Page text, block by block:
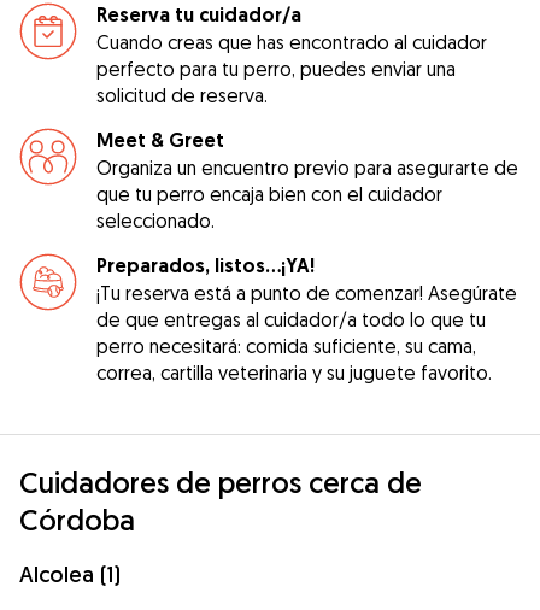
Reserva tu cuidador/a
Cuando creas que has encontrado al cuidador
perfecto para tu perro, puedes enviar una
solicitud de reserva.
Meet & Greet
Organiza un encuentro previo para asegurarte de
que tu perro encaja bien con el cuidador
seleccionado.
Preparados, listos...¡YA!
¡Tu reserva está a punto de comenzar! Asegúrate
de que entregas al cuidador/a todo lo que tu
perro necesitará: comida suficiente, su cama,
correa, cartilla veterinaria y su juguete favorito.
Cuidadores de perros cerca de
Córdoba
Alcolea (1)